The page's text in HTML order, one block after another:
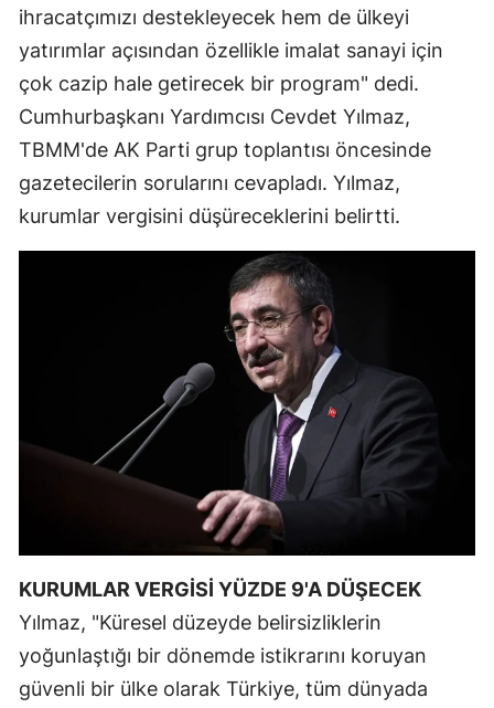
Hakkari
Hatay
Isparta
Mersin
İstanbul
Kastamonu
Kayseri
Kırklareli
Kırşehir
Konya
Kütahya
Malatya
Manisa
ihracatçımızı destekleyecek hem de ülkeyi
yatırımlar açısından özellikle imalat sanayi için
çok cazip hale getirecek bir program" dedi.
Cumhurbaşkanı Yardımcısı Cevdet Yılmaz,
TBMM'de AK Parti grup toplantısı öncesinde
gazetecilerin sorularını cevapladı. Yılmaz,
kurumlar vergisini düşüreceklerini belirtti.
KURUMLAR VERGİSİ YÜZDE 9'A DÜŞECEK
Yılmaz, "Küresel düzeyde belirsizliklerin
yoğunlaştığı bir dönemde istikrarını koruyan
güvenli bir ülke olarak Türkiye, tüm dünyada